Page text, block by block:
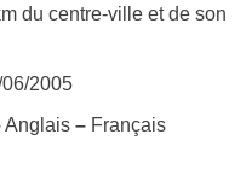
du centre-ville et de son
2005
Anglais – Français